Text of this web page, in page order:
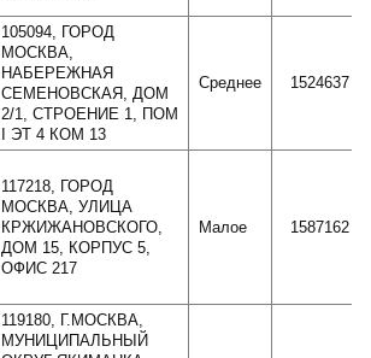
105094, ГОРОД
МОСКВА,
НАБЕРЕЖНАЯ
СЕМЕНОВСКАЯ, ДОМ
2/1, СТРОЕНИЕ 1, ПОМ
I ЭТ 4 КОМ 13
Среднее 1524637
117218, ГОРОД
МОСКВА, УЛИЦА
КРЖИЖАНОВСКОГО,
ДОМ 15, КОРПУС 5,
ОФИС 217
Малое 1587162
119180, Г.МОСКВА,
МУНИЦИПАЛЬНЫЙ